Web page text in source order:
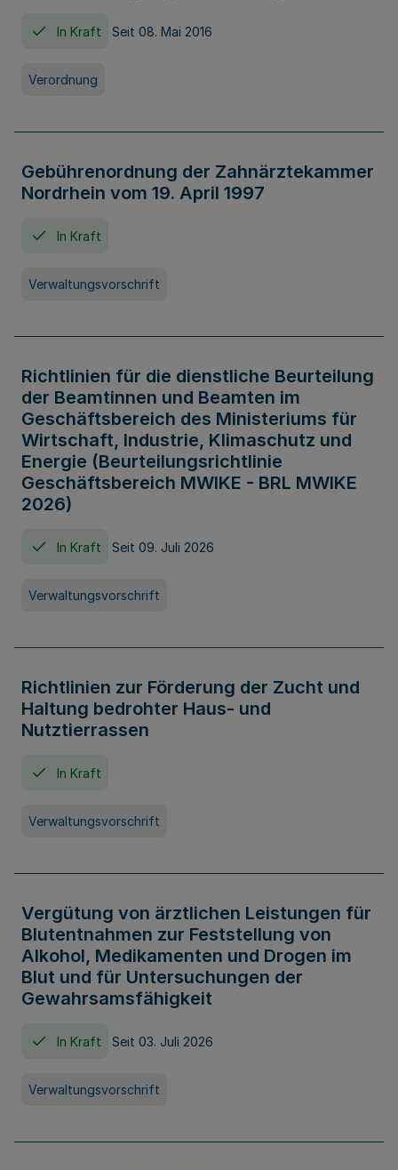
In Kraft Seit 08. Mai 2016
Verordnung
Gebührenordnung der Zahnärztekammer
Nordrhein vom 19. April 1997
In Kraft
Verwaltungsvorschrift
Richtlinien für die dienstliche Beurteilung
der Beamtinnen und Beamten im
Geschäftsbereich des Ministeriums für
Wirtschaft, Industrie, Klimaschutz und
Energie (Beurteilungsrichtlinie
Geschäftsbereich MWIKE - BRL MWIKE
2026)
In Kraft Seit 09. Juli 2026
Verwaltungsvorschrift
Richtlinien zur Förderung der Zucht und
Haltung bedrohter Haus- und
Nutztierrassen
In Kraft
Verwaltungsvorschrift
Vergütung von ärztlichen Leistungen für
Blutentnahmen zur Feststellung von
Alkohol, Medikamenten und Drogen im
Blut und für Untersuchungen der
Gewahrsamsfähigkeit
In Kraft Seit 03. Juli 2026
Verwaltungsvorschrift